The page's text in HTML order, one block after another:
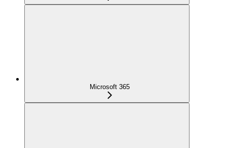
Microsoft 365